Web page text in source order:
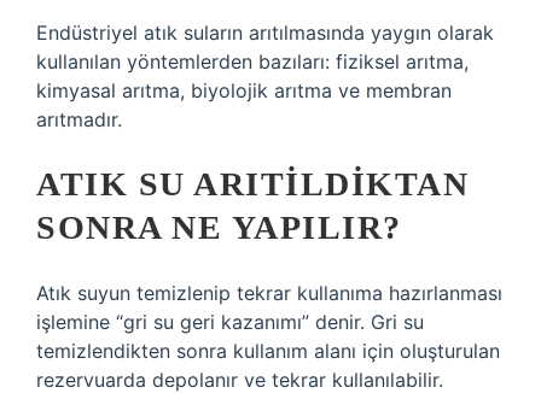
Endüstriyel atık suların arıtılmasında yaygın olarak
kullanılan yöntemlerden bazıları: fiziksel arıtma,
kimyasal arıtma, biyolojik arıtma ve membran
arıtmadır.
ATIK SU ARITILDIKTAN
SONRA NE YAPILIR?
Atık suyun temizlenip tekrar kullanıma hazırlanması
işlemine “gri su geri kazanımı” denir. Gri su
temizlendikten sonra kullanım alanı için oluşturulan
rezervuarda depolanır ve tekrar kullanılabilir.